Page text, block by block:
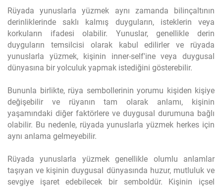
Rüyada yunuslarla yüzmek aynı zamanda bilinçaltının
derinliklerinde saklı kalmış duyguların, isteklerin veya
korkuların ifadesi olabilir. Yunuslar, genellikle derin
duyguların temsilcisi olarak kabul edilirler ve rüyada
yunuslarla yüzmek, kişinin inner-self'ine veya duygusal
dünyasına bir yolculuk yapmak istediğini gösterebilir.
Bununla birlikte, rüya sembollerinin yorumu kişiden kişiye
değişebilir ve rüyanın tam olarak anlamı, kişinin
yaşamındaki diğer faktörlere ve duygusal durumuna bağlı
olabilir. Bu nedenle, rüyada yunuslarla yüzmek herkes için
aynı anlama gelmeyebilir.
Rüyada yunuslarla yüzmek genellikle olumlu anlamlar
taşıyan ve kişinin duygusal dünyasında huzur, mutluluk ve
sevgiye işaret edebilecek bir semboldür. Kişinin içsel